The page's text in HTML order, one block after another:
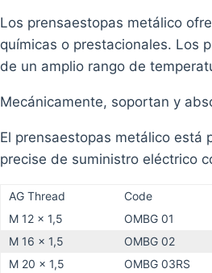
Los prensaestopas metálico
químicas o prestacionales. Los
de un amplio rango de
Mecánicamente, soportan y
El prensaestopas metálico está
precise de suministro eléctrico
AG Thread Code
M 12 x 1,5
OMBG 01
M 16 x 1,5
OMBG 02
M 20 x 1,5
OMBG 03RS